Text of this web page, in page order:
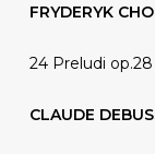
FRYDERYK
24 Preludi op.28
CLAUDE